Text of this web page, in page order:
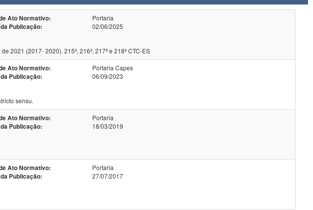
Ato Normativo:
Portaria
Publicação:
02/06/2025
2021 (2017- 2020). 215ª, 216ª, 217ª e 218ª CTC-ES
Ato Normativo:
Portaria Capes
Publicação:
06/09/2023
sensu.
Ato Normativo:
Portaria
Publicação:
18/03/2019
Ato Normativo:
Portaria
Publicação:
27/07/2017